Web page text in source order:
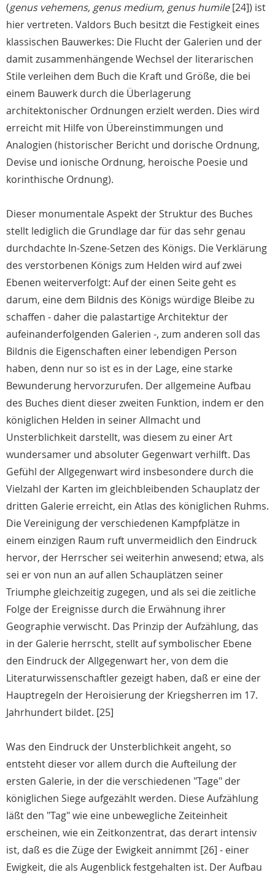
(genus vehemens, genus medium, genus humile[24]) ist
hier vertreten. Valdors Buch besitzt die Festigkeit eines
klassischen Bauwerkes: Die Flucht der Galerien und der
damit zusammenhängende Wechsel der literarischen
Stile verleihen dem Buch die Kraft und Größe, die bei
einem Bauwerk durch die Überlagerung
architektonischer Ordnungen erzielt werden. Dies wird
erreicht mit Hilfe von Übereinstimmungen und
Analogien (historischer Bericht und dorische Ordnung,
Devise und ionische Ordnung, heroische Poesie und
korinthische Ordnung).
Dieser monumentale Aspekt der Struktur des Buches
stellt lediglich die Grundlage dar für das sehr genau
durchdachte In-Szene-Setzen des Königs. Die Verklärung
des verstorbenen Königs zum Helden wird auf zwei
Ebenen weiterverfolgt: Auf der einen Seite geht es
darum, eine dem Bildnis des Königs würdige Bleibe zu
schaffen - daher die palastartige Architektur der
aufeinanderfolgenden Galerien -, zum anderen soll das
Bildnis die Eigenschaften einer lebendigen Person
haben, denn nur so ist es in der Lage, eine starke
Bewunderung hervorzurufen. Der allgemeine Aufbau
des Buches dient dieser zweiten Funktion, indem er den
königlichen Helden in seiner Allmacht und
Unsterblichkeit darstellt, was diesem zu einer Art
wundersamer und absoluter Gegenwart verhilft. Das
Gefühl der Allgegenwart wird insbesondere durch die
Vielzahl der Karten im gleichbleibenden Schauplatz der
dritten Galerie erreicht, ein Atlas des königlichen Ruhms.
Die Vereinigung der verschiedenen Kampfplätze in
einem einzigen Raum ruft unvermeidlich den Eindruck
hervor, der Herrscher sei weiterhin anwesend; etwa, als
sei er von nun an auf allen Schauplätzen seiner
Triumphe gleichzeitig zugegen, und als sei die zeitliche
Folge der Ereignisse durch die Erwähnung ihrer
Geographie verwischt. Das Prinzip der Aufzählung, das
in der Galerie herrscht, stellt auf symbolischer Ebene
den Eindruck der Allgegenwart her, von dem die
Literaturwissenschaftler gezeigt haben, daß er eine der
Hauptregeln der Heroisierung der Kriegsherren im 17.
Jahrhundert bildet. [25]
Was den Eindruck der Unsterblichkeit angeht, so
entsteht dieser vor allem durch die Aufteilung der
ersten Galerie, in der die verschiedenen "Tage" der
königlichen Siege aufgezählt werden. Diese Aufzählung
läßt den "Tag" wie eine unbewegliche Zeiteinheit
erscheinen, wie ein Zeitkonzentrat, das derart intensiv
ist, daß es die Züge der Ewigkeit annimmt [26] - einer
Ewigkeit, die als Augenblick festgehalten ist. Der Aufbau